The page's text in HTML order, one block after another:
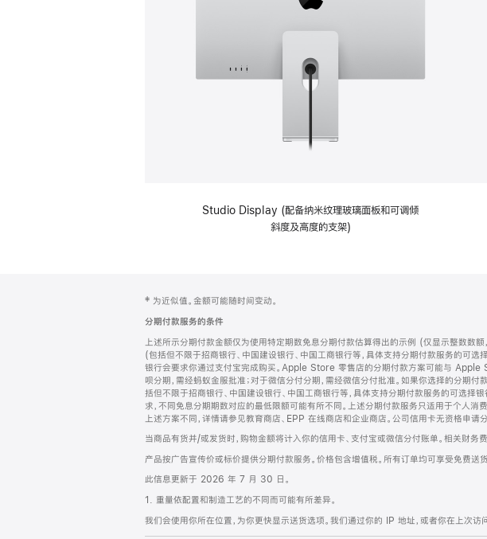
Studio Display (配备纳米纹理玻璃面板和可调倾
斜度及高度的支架)
页
脚
注
‡ 为近似值。金额可能随时间变动。
分期付款服务的条件
上述所示分期付款金额仅为使用特定期数免息分期付款估算得出的示例 (仅显示整数数
(包括但不限于招商银行、中国建设银行、中国工商银行等，具体支持分期付款服务的可
银行会要求你通过支付宝完成购买。Apple Store 零售店的分期付款方案可能与 Apple
呗分期，需经蚂蚁金服批准；对于微信分付分期，需经微信分付批准。如果你选择的分
括但不限于招商银行、中国建设银行、中国工商银行等，具体支持分期付款服务的可选择
求，不同免息分期期数对应的最低限额可能有所不同。上述分期付款服务只适用于个人
上述方案不同，详情请参见教育商店、EPP 在线商店和企业商店。公司信用卡无资格申
当商品有货并/或发货时，购物金额将计入你的信用卡、支付宝或微信分付账单。相关财务
产品按广告宣传价或标价提供分期付款服务。价格包含增值税。所有订单均可享受免费送货
此信息更新于 2026 年 7 月 30 日。
1. 重量依配置和制造工艺的不同而可能有所差异。
我们会使用你所在位置，为你更快显示送货选项。我们通过你的 IP 地址，或者你在上次